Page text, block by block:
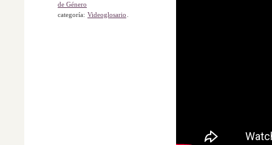
de Género
categoría: Videoglosario